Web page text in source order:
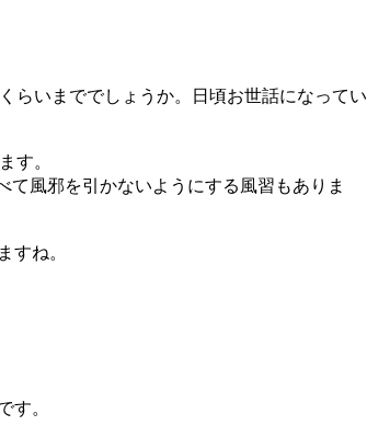
らいまででしょうか。日頃お世話になってい
す。
風邪を引かないようにする風習もありま
すね。
す。